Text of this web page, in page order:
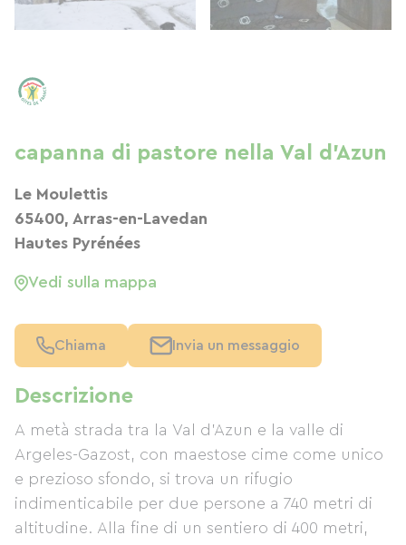
Descrizione
A metà strada tra la Val d'Azun e la valle di
Argeles-Gazost, con maestose cime come unico
e prezioso sfondo, si trova un rifugio
indimenticabile per due persone a 740 metri di
altitudine. Alla fine di un sentiero di 400 metri,
capanna di pastore nella Val d'Azun
Le Moulettis
65400, Arras-en-Lavedan
Hautes Pyrénées
Vedi sulla mappa
Chiama Invia un messaggio